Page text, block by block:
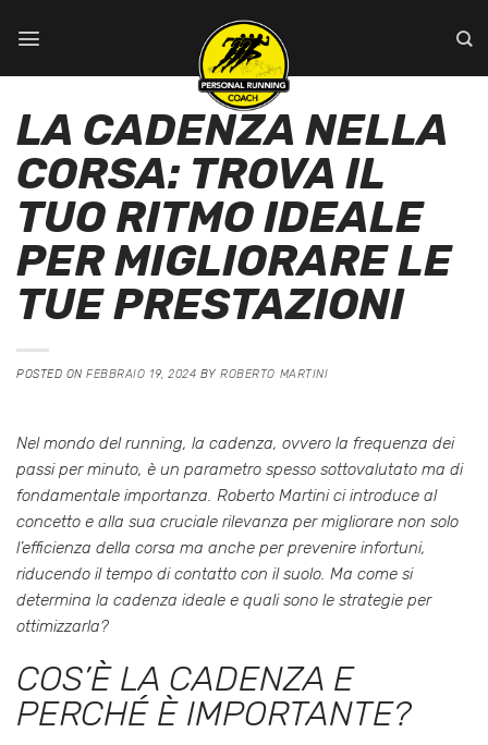
LA CADENZA NELLA
CORSA: TROVA IL
TUO RITMO IDEALE
PER MIGLIORARE LE
TUE PRESTAZIONI
POSTED ONFEBBRAIO 19, 2024 BYROBERTO MARTINI
Nel mondo del running, la cadenza, ovvero la frequenza dei
passi per minuto, è un parametro spesso sottovalutato ma di
fondamentale importanza. Roberto Martini ci introduce al
concetto e alla sua cruciale rilevanza per migliorare non solo
l’efficienza della corsa ma anche per prevenire infortuni,
riducendo il tempo di contatto con il suolo. Ma come si
determina la cadenza ideale e quali sono le strategie per
ottimizzarla?
COS’È LA CADENZA E
PERCHÉ È IMPORTANTE?